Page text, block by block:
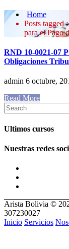
Home
Posts tagged
para el Pago
RND 10-0021-07
Obligaciones
admin 6 octubre,
Read More
Ultimos cursos
Nuestras redes
Arista Bolivia ©
307230027
Inicio Servicios